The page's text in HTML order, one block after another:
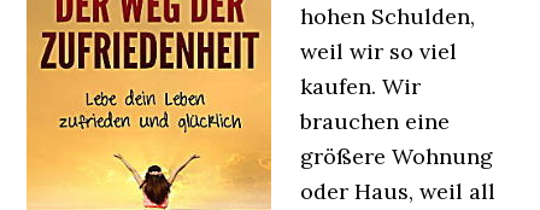
hohen Schulden,
weil wir so viel
kaufen. Wir
brauchen eine
größere Wohnung
oder Haus, weil all